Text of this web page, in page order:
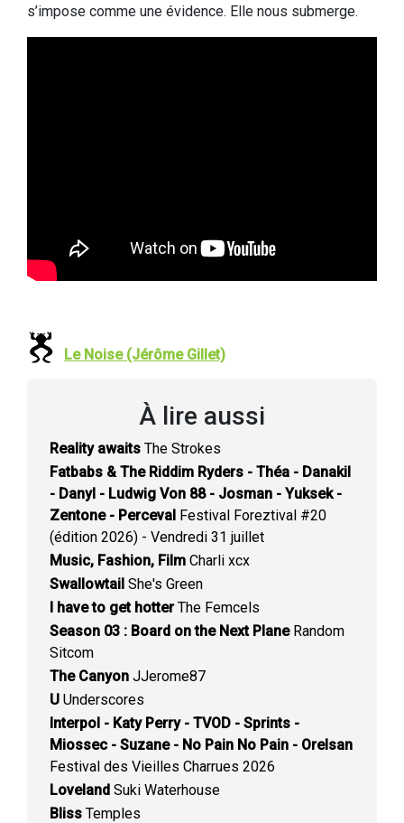
s’impose comme une évidence. Elle nous submerge.
Le Noise (Jérôme Gillet)
À lire aussi
Reality awaits The Strokes
Fatbabs & The Riddim Ryders - Théa - Danakil
- Danyl - Ludwig Von 88 - Josman - Yuksek -
Zentone - Perceval Festival Foreztival #20
(édition 2026) - Vendredi 31 juillet
Music, Fashion, Film Charli xcx
Swallowtail She's Green
I have to get hotterThe Femcels
Season 03 : Board on the Next PlaneRandom
Sitcom
The Canyon JJerome87
U Underscores
Interpol - Katy Perry - TVOD - Sprints -
Miossec - Suzane - No Pain No Pain - Orelsan
Festival des Vieilles Charrues 2026
Loveland Suki Waterhouse
Bliss Temples